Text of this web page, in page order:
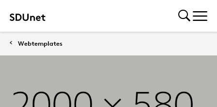
Webtemplates